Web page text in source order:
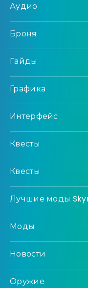
Аудио
Броня
Гайды
Графика
Интерфейс
Квесты
Квесты
Лучшие моды
Моды
Новости
Оружие